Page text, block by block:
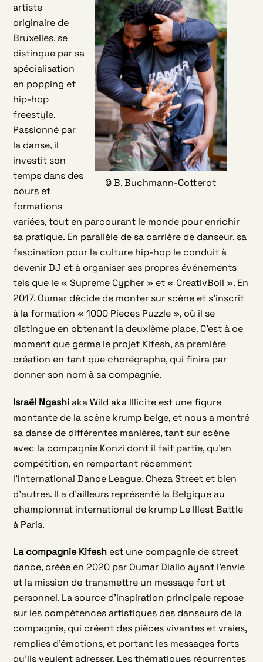
© B. Buchmann-Cotterot
artiste
originaire de
Bruxelles, se
distingue par sa
spécialisation
en popping et
hip-hop
freestyle.
Passionné par
la danse, il
investit son
temps dans des
cours et
formations
variées, tout en parcourant le monde pour enrichir
sa pratique. En parallèle de sa carrière de danseur, sa
fascination pour la culture hip-hop le conduit à
devenir DJ et à organiser ses propres événements
tels que le « Supreme Cypher » et « CreativBoil ». En
2017, Oumar décide de monter sur scène et s’inscrit
à la formation « 1000 Pieces Puzzle », où il se
distingue en obtenant la deuxième place. C’est à ce
moment que germe le projet Kifesh, sa première
création en tant que chorégraphe, qui finira par
donner son nom à sa compagnie.
Israël Ngashiaka Wild aka Illicite est une figure
montante de la scène krump belge, et nous a montré
sa danse de différentes manières, tant sur scène
avec la compagnie Konzi dont il fait partie, qu’en
compétition, en remportant récemment
l’International Dance League, Cheza Street et bien
d’autres. Il a d’ailleurs représenté la Belgique au
championnat international de krump Le Illest Battle
à Paris.
La compagnie Kifesh est une compagnie de street
dance, créée en 2020 par Oumar Diallo ayant l’envie
et la mission de transmettre un message fort et
personnel. La source d’inspiration principale repose
sur les compétences artistiques des danseurs de la
compagnie, qui créent des pièces vivantes et vraies,
remplies d’émotions, et portant les messages forts
qu’ils veulent adresser. Les thématiques récurrentes